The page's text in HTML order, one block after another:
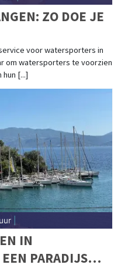
ZO DOE JE
voor watersporters in
om watersporters te voorzien
[...]
|
IN
PARADIJS